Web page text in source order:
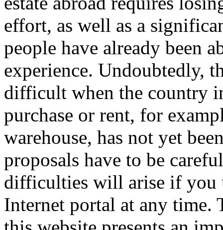
effort, as well as a
people have already been
experience. Undoubtedly,
difficult when the country
purchase or rent, for
warehouse, has not yet
proposals have to be
difficulties will arise if you
Internet portal at any time.